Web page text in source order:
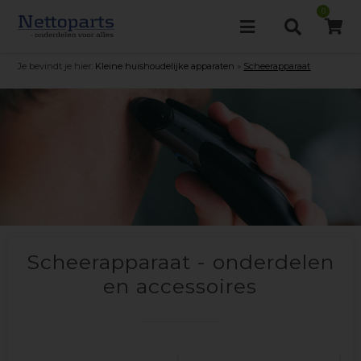
0
Je bevindt je hier: Kleine huishoudelijke apparaten Scheerapparaat
Scheerapparaat - onderdelen
en accessoires